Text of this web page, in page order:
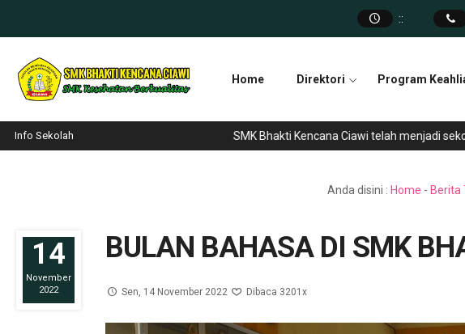
::
Home Direktori Program
Info Sekolah SMK Bhakti Kencana Ciawi telah menjadi
Anda disini : Home - Berita
14
November
2022
BULAN BAHASA DI SMK
Sen, 14 November 2022 Dibaca 3201x